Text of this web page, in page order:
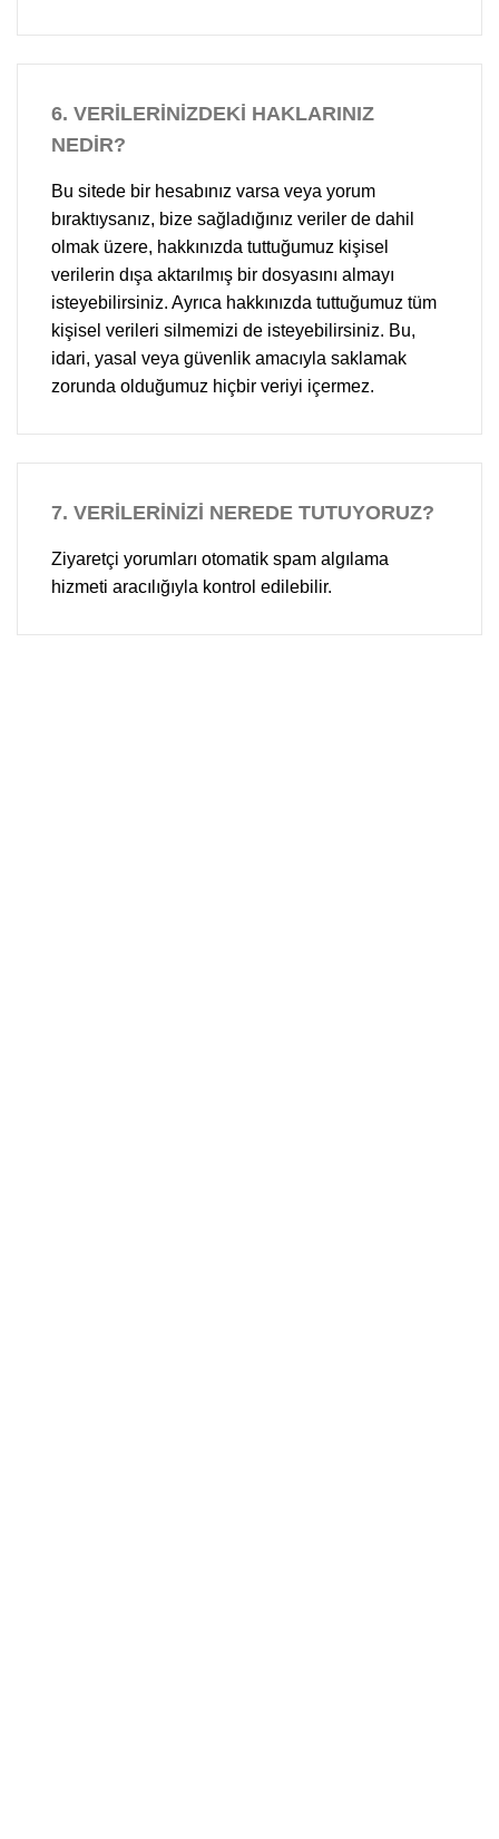
6. VERİLERİNİZDEKİ HAKLARINIZ
NEDİR?
Bu sitede bir hesabınız varsa veya yorum
bıraktıysanız, bize sağladığınız veriler de dahil
olmak üzere, hakkınızda tuttuğumuz kişisel
verilerin dışa aktarılmış bir dosyasını almayı
isteyebilirsiniz. Ayrıca hakkınızda tuttuğumuz tüm
kişisel verileri silmemizi de isteyebilirsiniz. Bu,
idari, yasal veya güvenlik amacıyla saklamak
zorunda olduğumuz hiçbir veriyi içermez.
7. VERİLERİNİZİ NEREDE TUTUYORUZ?
Ziyaretçi yorumları otomatik spam algılama
hizmeti aracılığıyla kontrol edilebilir.